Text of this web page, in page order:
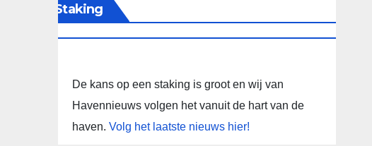
Staking
De kans op een staking is groot en wij van
Havennieuws volgen het vanuit de hart van de
haven.Volg het laatste nieuws hier!